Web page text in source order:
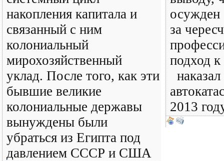
накопления капитала и
связанный с ним
колониальный
мирохозяйственный
уклад. После того, как эти
бывшие великие
колониальные державы
вынуждены были
убраться из Египта под
давлением СССР и США
осужден
за
подход к
2013